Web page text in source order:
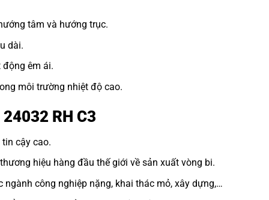
tâm và hướng trục.
dài.
êm ái.
môi trường nhiệt độ cao.
RH C3
cậy cao.
hiệu hàng đầu thế giới về sản xuất vòng bi.
công nghiệp nặng, khai thác mỏ, xây dựng,…